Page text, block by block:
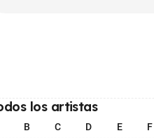
los artistas
B C D E F